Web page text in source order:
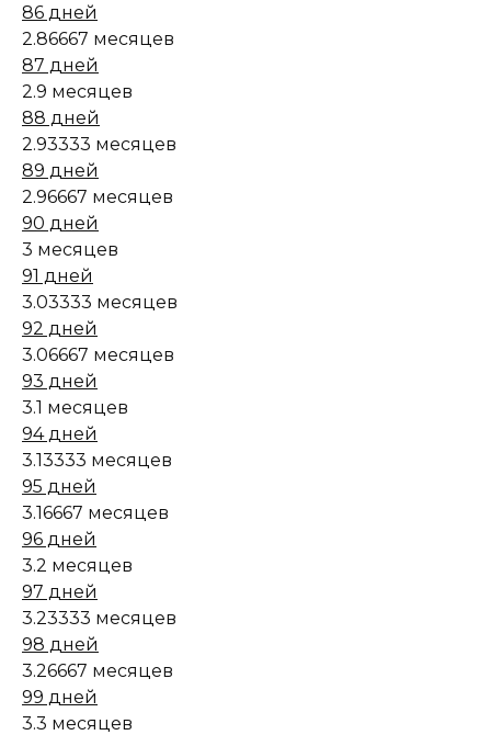
86 дней
2.86667 месяцев
87 дней
2.9 месяцев
88 дней
2.93333 месяцев
89 дней
2.96667 месяцев
90 дней
3 месяцев
91 дней
3.03333 месяцев
92 дней
3.06667 месяцев
93 дней
3.1 месяцев
94 дней
3.13333 месяцев
95 дней
3.16667 месяцев
96 дней
3.2 месяцев
97 дней
3.23333 месяцев
98 дней
3.26667 месяцев
99 дней
3.3 месяцев